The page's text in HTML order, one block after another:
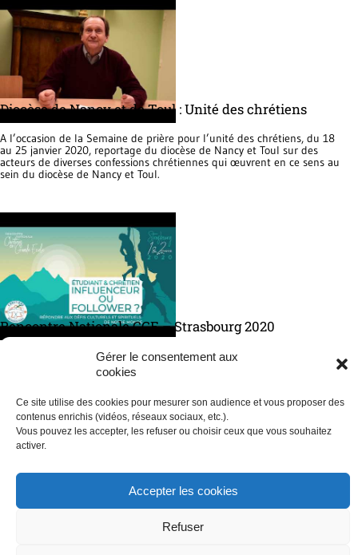
Gérer le consentement aux
cookies
Ce site utilise des cookies pour mesurer son audience et vous proposer des
contenus enrichis (vidéos, réseaux sociaux, etc.).
Vous pouvez les accepter, les refuser ou choisir ceux que vous souhaitez
activer.
Accepter les cookies
Refuser
Diocèse de Nancy et de Toul : Unité des chrétiens
A l’occasion de la Semaine de prière pour l’unité des chrétiens, du 18
au 25 janvier 2020, reportage du diocèse de Nancy et Toul sur des
acteurs de diverses confessions chrétiennes qui œuvrent en ce sens au
sein du diocèse de Nancy et Toul.
Rencontre Nationale CGE – Strasbourg 2020
La rencontre nationale rassemble des centaines d’étudiants des
grandes écoles de France à Strasbourg 1er et 2 février 2020.
Reconnaître la dignité de la procréation et s’engager pour la fraternité
Église et bioéthique